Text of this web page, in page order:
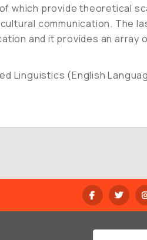
which provide theoretical
communication. The
and it provides an
Linguistics (English